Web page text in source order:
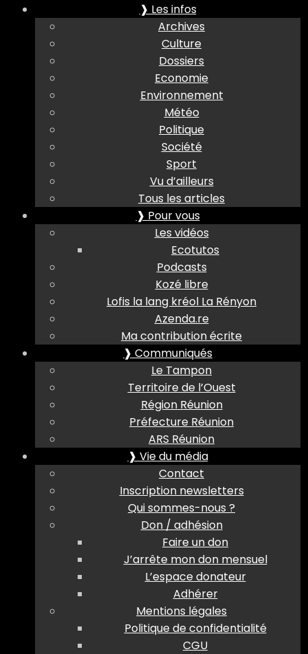
❱ Les infos
Archives
Culture
Dossiers
Economie
Environnement
Météo
Politique
Société
Sport
Vu d’ailleurs
Tous les articles
❱ Pour vous
Les vidéos
Ecotutos
Podcasts
Kozé libre
Lofis la lang kréol La Rényon
Azenda.re
Ma contribution écrite
❱ Communiqués
Le Tampon
Territoire de l’Ouest
Région Réunion
Préfecture Réunion
ARS Réunion
❱ Vie du média
Contact
Inscription newsletters
Qui sommes-nous ?
Don / adhésion
Faire un don
J’arrête mon don mensuel
L’espace donateur
Adhérer
Mentions légales
Politique de confidentialité
CGU